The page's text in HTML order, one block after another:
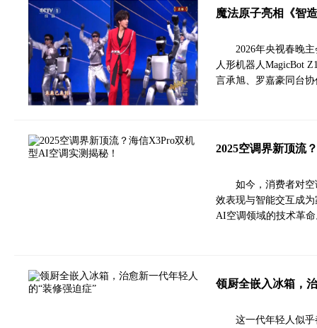
魔法原子亮相《智
2026年央视春晚
人形机器人MagicBot
言承旭、罗嘉豪同台
2025空调界新顶流
如今，消费者对
效表现与智能交互成
AI空调领域的技术革
领厨全嵌入冰箱，
这一代年轻人似